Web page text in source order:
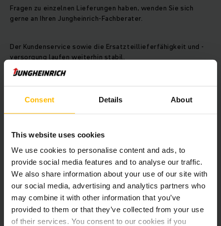
Consent Details About
This website uses cookies
We use cookies to personalise content and ads, to
provide social media features and to analyse our traffic.
We also share information about your use of our site with
our social media, advertising and analytics partners who
may combine it with other information that you’ve
provided to them or that they’ve collected from your use
of their services. You consent to our cookies if you
Fragen zu einzelnen Lieferungen haben, wenden Sie sich
gerne an Ihren Jungheinrich-Fachberater.
Der Kundenservice sowie die Ersatzteillieferfähigkeit und -
versorgung laufen weiterhin stabil.
Wie ist Jungheinrich auf die kommende Zeit
vorbereitet?
Effizienzprogramme gestartet, um uns angesichts der sich
Weil viele Maßnahmen bereits angestoßen waren, konnte die
Umsetzung nun schnell erfolgen. Die eingerichteten
globalen Krisenstäbe analysieren und adaptieren täglich
verschiedene Szenarien, um hier stets bestmöglich
vorbereitet zu sein. Zudem haben wir zur Sicherung der
Liquidität auf Basis von möglichen, Corona-Pandemie
bedingten Stressszenarien präventive Maßnahmen definiert.